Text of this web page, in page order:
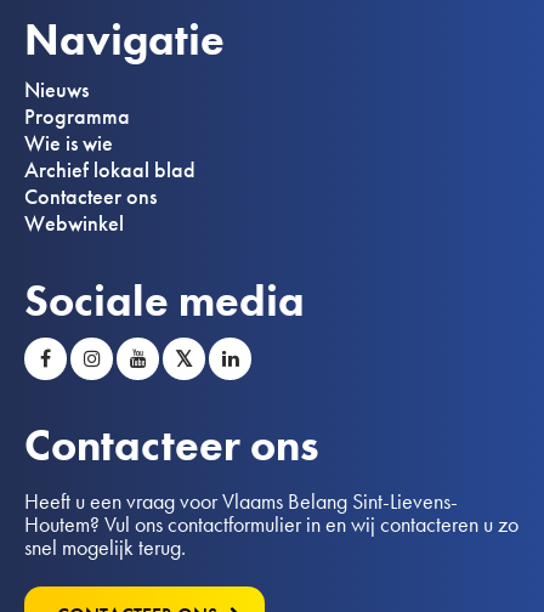
Navigatie
Nieuws
Programma
Wie is wie
Archief lokaal blad
Contacteer ons
Webwinkel
Sociale media
𝕏
Contacteer ons
Heeft u een vraag voor Vlaams Belang Sint-Lievens-
Houtem? Vul ons contactformulier in en wij contacteren u zo
snel mogelijk terug.